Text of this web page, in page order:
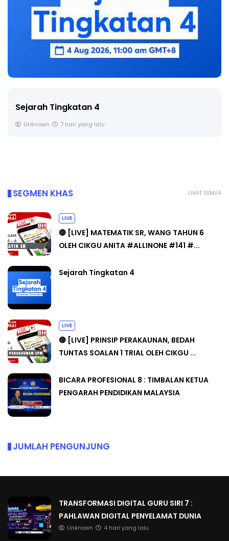
🔴 [LIVE] PRINSIP PERAKAUNAN, BEDAH TUNTAS
LIHAT SEMUA
SEGMEN KHAS
LIVE
🔴 [LIVE] MATEMATIK SR, WANG TAHUN 6
OLEH CIKGU ANITA #ALLINONE #141 #...
Sejarah Tingkatan 4
LIVE
🔴 [LIVE] PRINSIP PERAKAUNAN, BEDAH
TUNTAS SOALAN 1 TRIAL OLEH CIKGU ...
BICARA PROFESIONAL 8 : TIMBALAN KETUA
PENGARAH PENDIDIKAN MALAYSIA
JUMLAH PENGUNJUNG
TRANSFORMASI DIGITAL GURU SIRI 7 :
PAHLAWAN DIGITAL PENYELAMAT DUNIA
Unknown 4 hari yang lalu